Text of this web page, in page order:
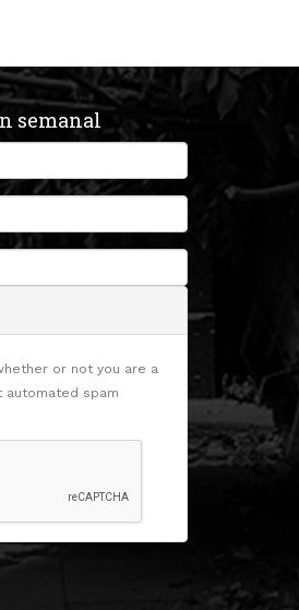
semanal
or not you are a
automated spam